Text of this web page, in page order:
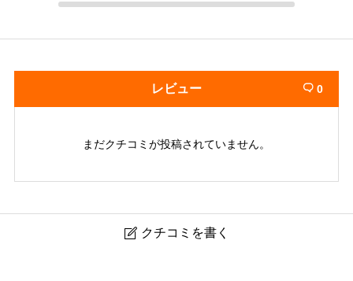
レビュー  0
まだクチコミが投稿されていません。
 クチコミを書く